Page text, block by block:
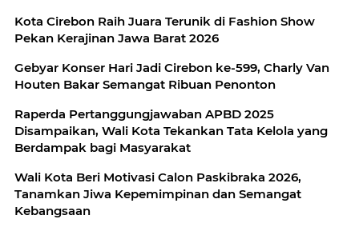
Kota Cirebon Raih Juara Terunik di Fashion Show
Pekan Kerajinan Jawa Barat 2026
Gebyar Konser Hari Jadi Cirebon ke-599, Charly Van
Houten Bakar Semangat Ribuan Penonton
Raperda Pertanggungjawaban APBD 2025
Disampaikan, Wali Kota Tekankan Tata Kelola yang
Berdampak bagi Masyarakat
Wali Kota Beri Motivasi Calon Paskibraka 2026,
Tanamkan Jiwa Kepemimpinan dan Semangat
Kebangsaan